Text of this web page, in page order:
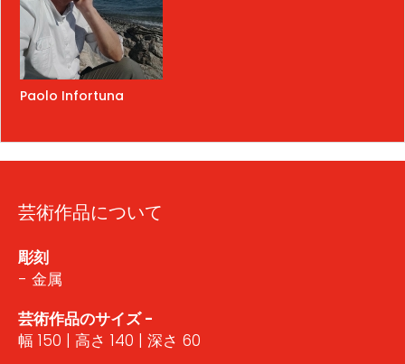
Paolo Infortuna
芸術作品について
彫刻
- 金属
芸術作品のサイズ -
幅 150 | 高さ 140 | 深さ 60